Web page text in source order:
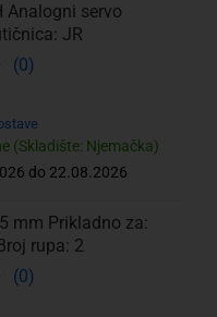
Analogni servo
JR
(0)
(Skladište: Njemačka)
do 22.08.2026
mm Prikladno za:
rupa: 2
(0)